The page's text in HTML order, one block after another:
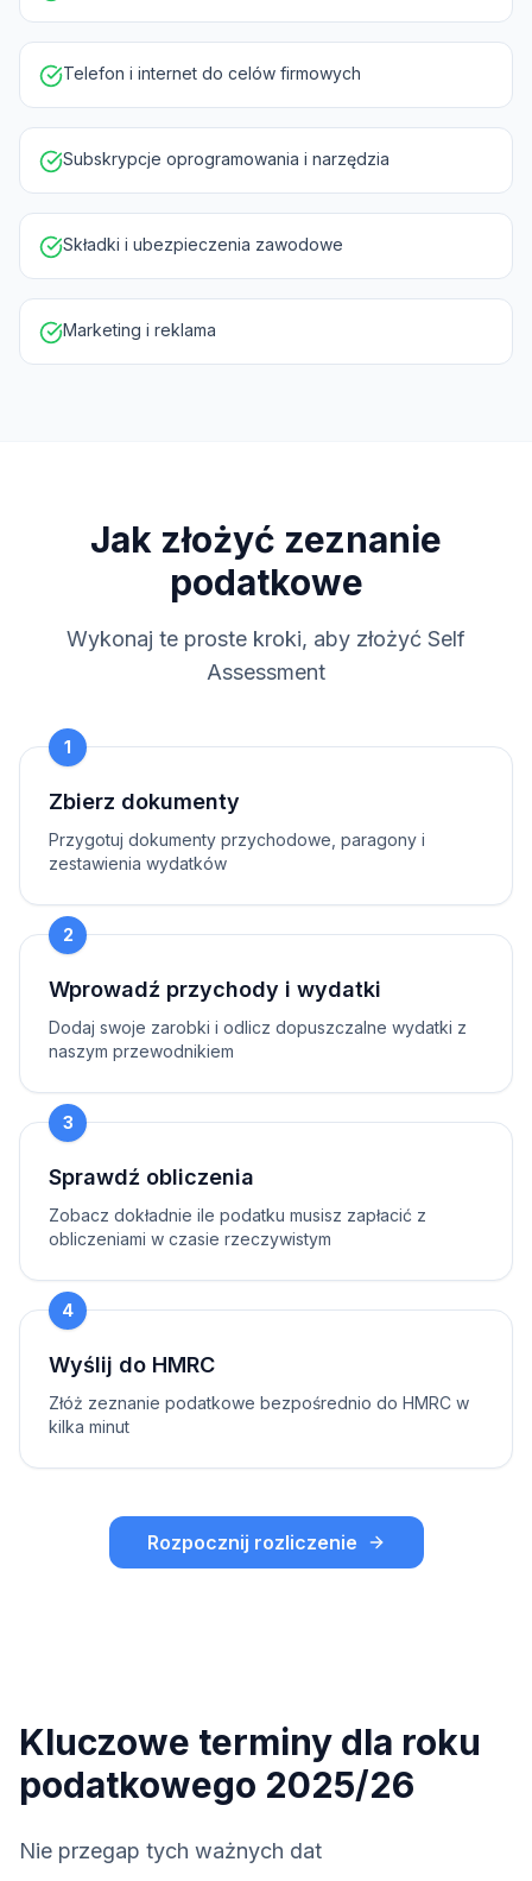
Telefon i internet do celów firmowych
Subskrypcje oprogramowania i narzędzia
Składki i ubezpieczenia zawodowe
Marketing i reklama
Jak złożyć zeznanie
podatkowe
Wykonaj te proste kroki, aby złożyć Self
Assessment
1
Zbierz dokumenty
Przygotuj dokumenty przychodowe, paragony i
zestawienia wydatków
2
Wprowadź przychody i wydatki
Dodaj swoje zarobki i odlicz dopuszczalne wydatki z
naszym przewodnikiem
3
Sprawdź obliczenia
Zobacz dokładnie ile podatku musisz zapłacić z
obliczeniami w czasie rzeczywistym
4
Wyślij do HMRC
Złóż zeznanie podatkowe bezpośrednio do HMRC w
kilka minut
Rozpocznij rozliczenie
Kluczowe terminy dla roku
podatkowego 2025/26
Nie przegap tych ważnych dat